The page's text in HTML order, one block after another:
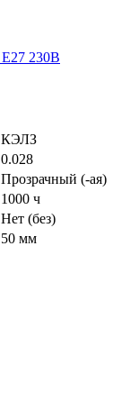
КЭЛЗ
0.028
Прозрачный (-ая)
1000 ч
Нет (без)
50 мм